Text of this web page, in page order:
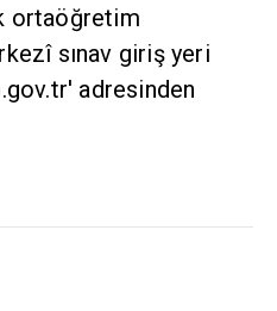
ortaöğretim
sınav giriş yeri
adresinden